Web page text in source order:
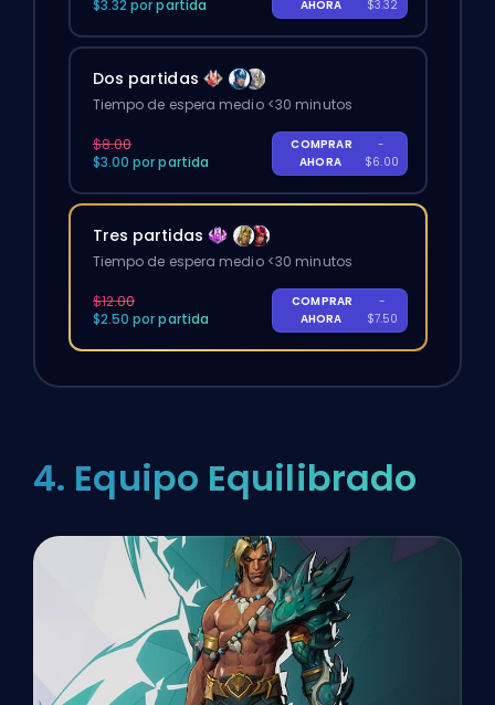
$3.32 por partida AHORA $3.32
Dos partidas
Tiempo de espera medio <30 minutos
$8.00
$3.00 por partida
COMPRAR
AHORA
-
$6.00
Tres partidas
Tiempo de espera medio <30 minutos
$12.00
$2.50 por partida
COMPRAR
AHORA
-
$7.50
4. Equipo Equilibrado